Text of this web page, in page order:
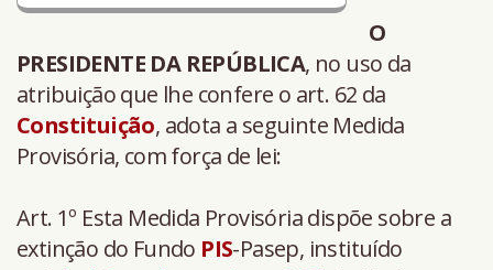
O
PRESIDENTE DA REPÚBLICA, no uso da
atribuição que lhe confere o art. 62 da
Constituição, adota a seguinte Medida
Provisória, com força de lei:
Art. 1º Esta Medida Provisória dispõe sobre a
extinção do Fundo PIS-Pasep, instituído